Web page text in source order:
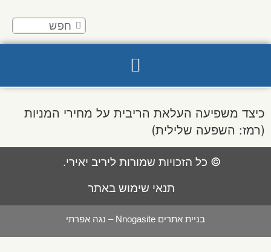
כיצד משפיעה העלאת הריבית על מחירי המניות
(רמז: השפעה שלילית)
© כל הזכויות שמורות ליריב יאירי.
תנאי שימוש באתר
בניית אתרים Nnogasite – נגה אפרתי